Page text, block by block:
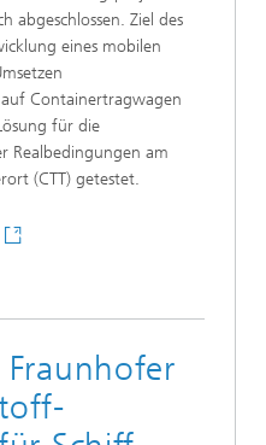
abgeschlossen. Ziel des
eines mobilen
Containertragwagen
für die
Realbedingungen am
(CTT) getestet.